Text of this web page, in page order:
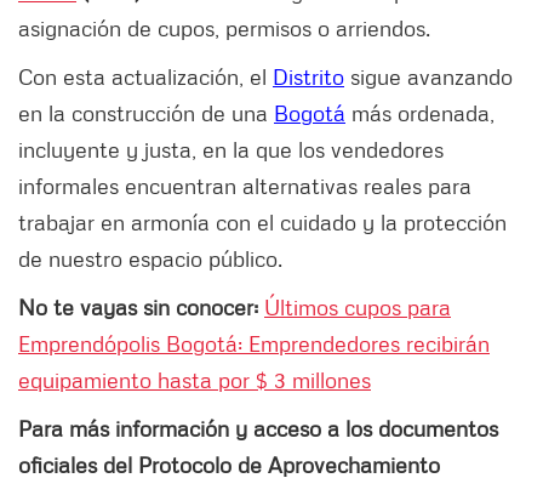
asignación de cupos, permisos o arriendos.
Con esta actualización, el Distrito sigue avanzando
en la construcción de una Bogotá más ordenada,
incluyente y justa, en la que los vendedores
informales encuentran alternativas reales para
trabajar en armonía con el cuidado y la protección
de nuestro espacio público.
No te vayas sin conocer: Últimos cupos para
Emprendópolis Bogotá: Emprendedores recibirán
equipamiento hasta por $ 3 millones
Para más información y acceso a los documentos
oficiales del Protocolo de Aprovechamiento